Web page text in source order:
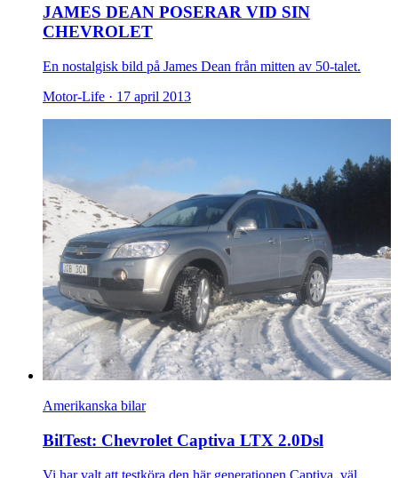
JAMES DEAN POSERAR VID SIN
CHEVROLET
En nostalgisk bild på James Dean från mitten av 50-talet.
Motor-Life · 17 april 2013
Amerikanska bilar
BilTest: Chevrolet Captiva LTX 2.0Dsl
Vi har valt att testköra den här generationen Captiva, väl